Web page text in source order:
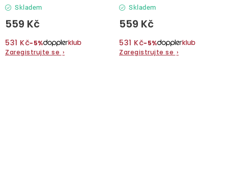
Skladem
559 Kč
531 Kč−5%
Zaregistrujte se ›
Skladem
559 Kč
531 Kč−5%
Zaregistrujte se ›